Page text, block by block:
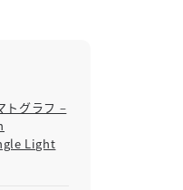
トグラフ –
Light